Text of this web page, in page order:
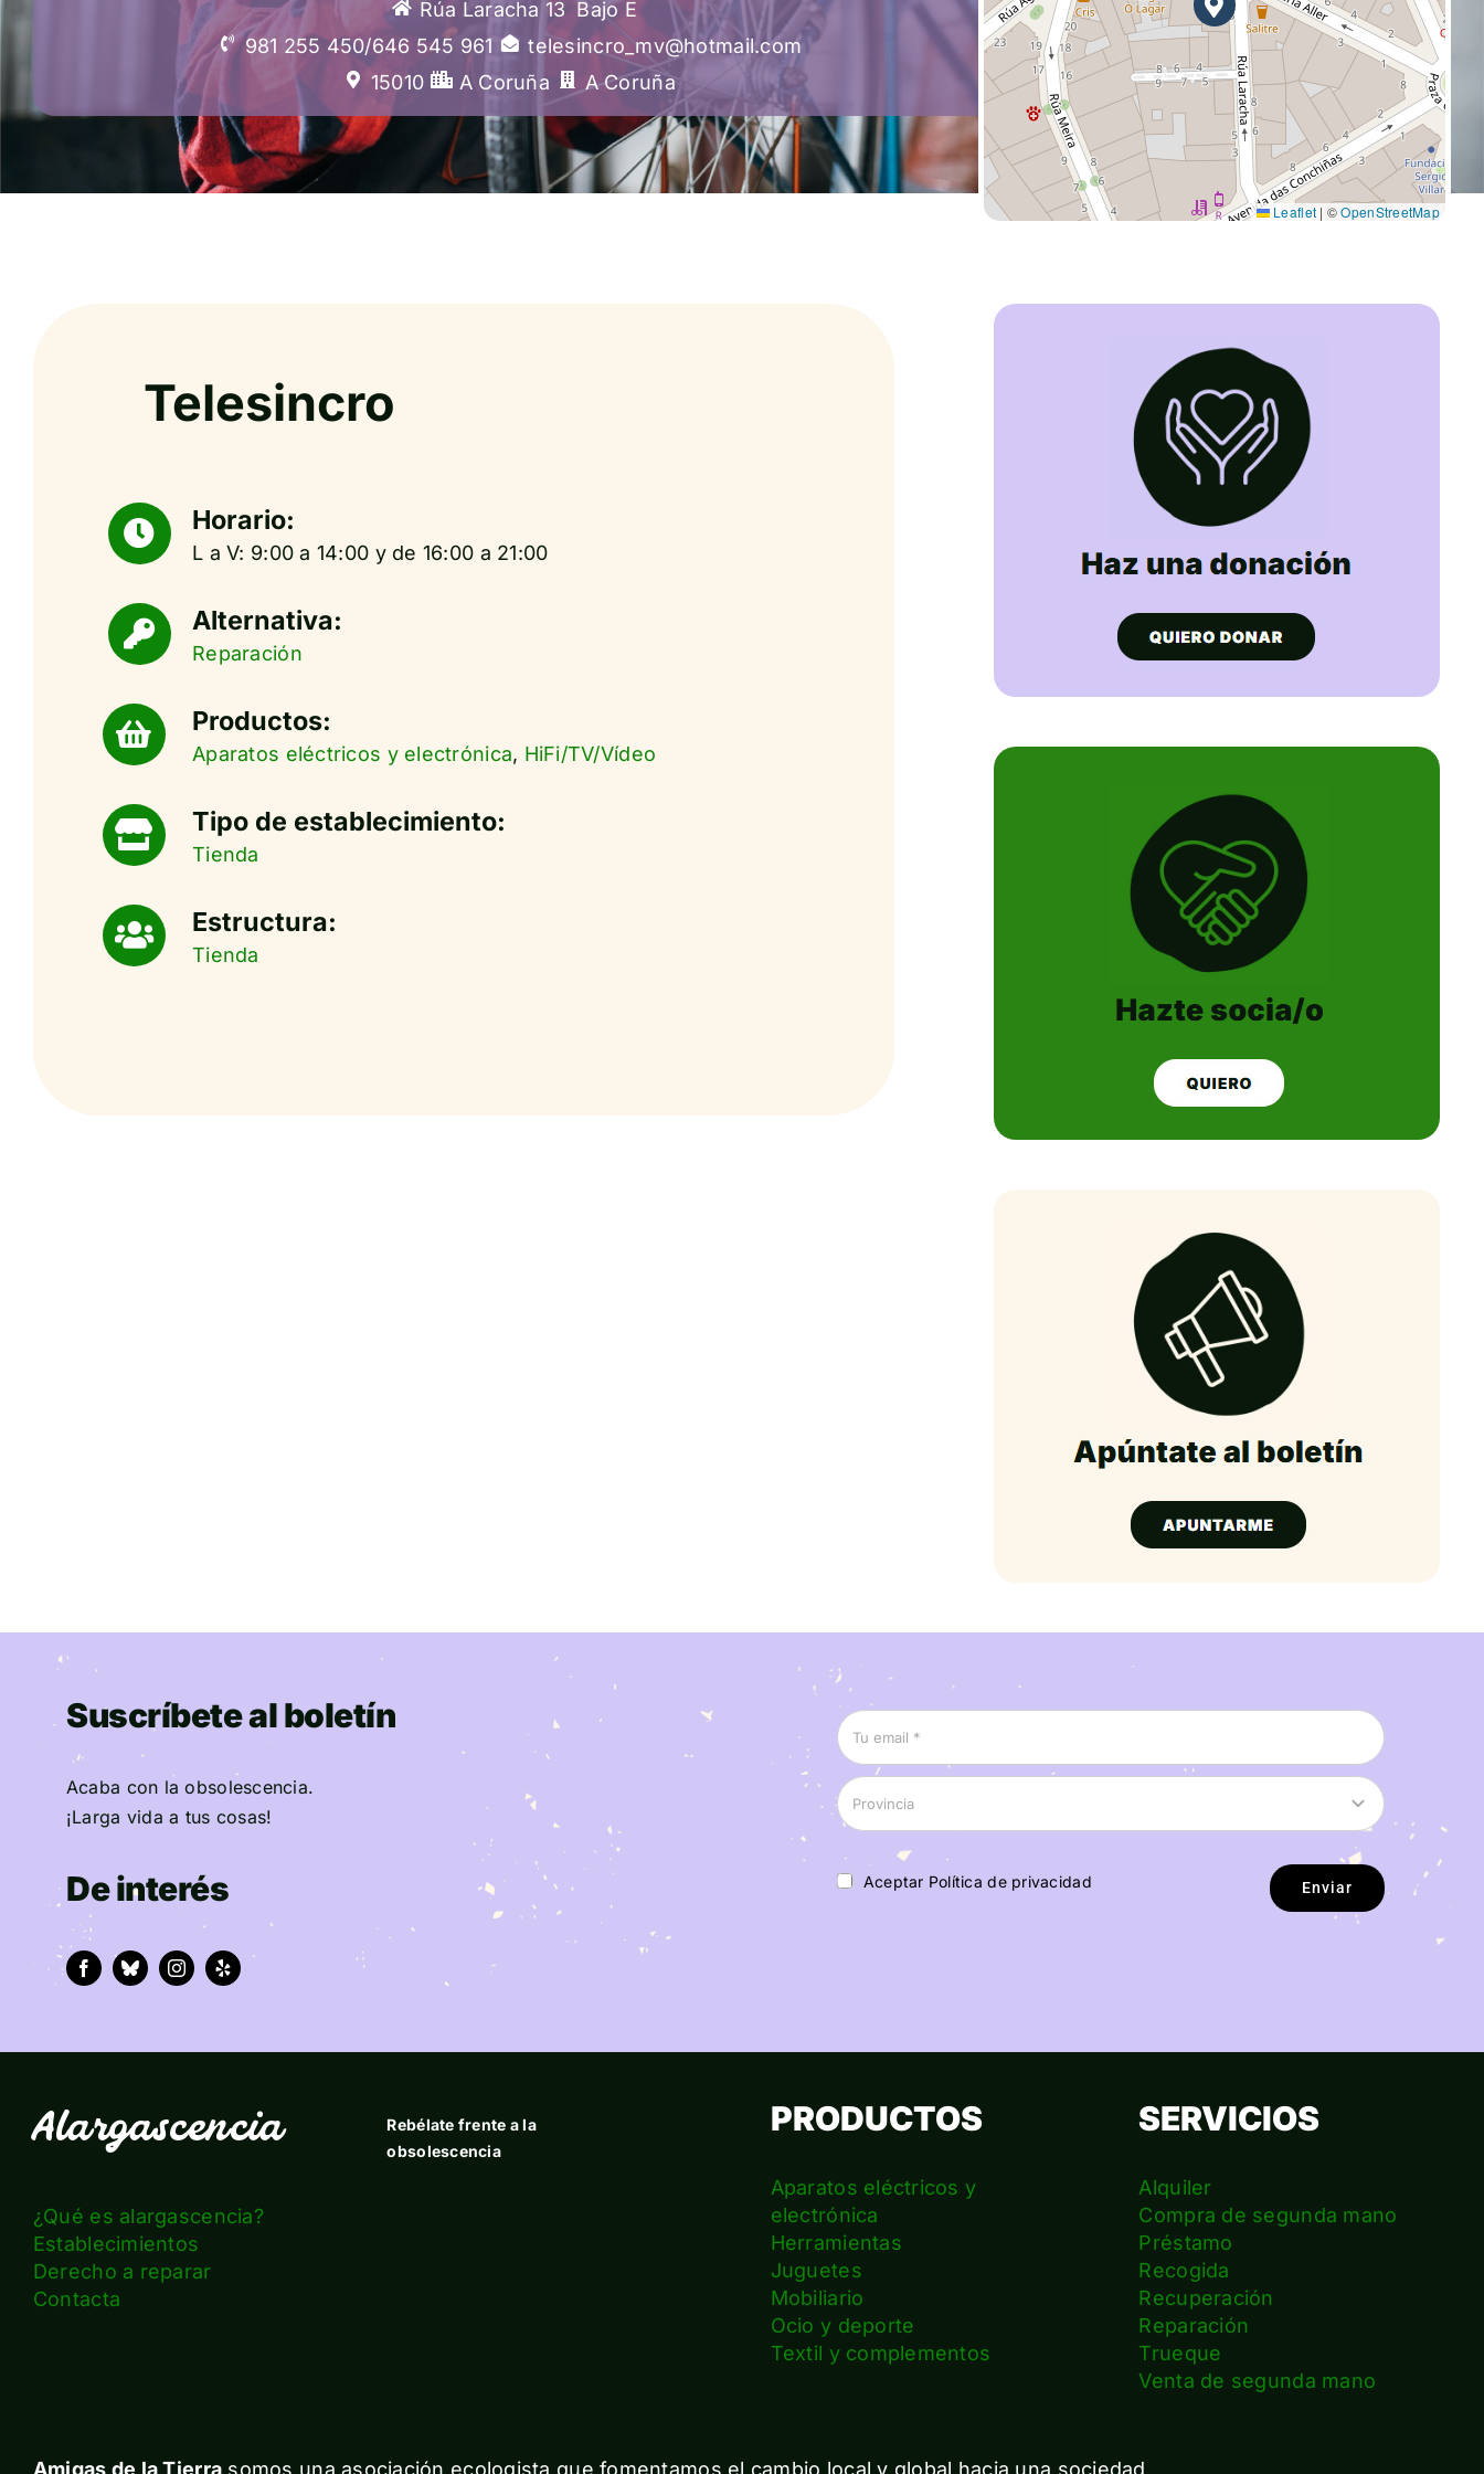
Rúa Laracha 13 Bajo E
981 255 450/646 545 961
telesincro_mv@hotmail.com
15010
A Coruña A Coruña
Leaflet | ©OpenStreetMap
Telesincro
Horario:
L a V: 9:00 a 14:00 y de 16:00 a 21:00
Alternativa:
Reparación
Productos:
Aparatos eléctricos y electrónica, HiFi/TV/Vídeo
Tipo de establecimiento:
Tienda
Estructura:
Tienda
Suscríbete al boletín
Acaba con la obsolescencia.
¡Larga vida a tus cosas!
De interés Aceptar Política de privacidad Enviar
Alargascencia
Rebélate frente a la
obsolescencia
¿Qué es alargascencia?
Establecimientos
Derecho a reparar
Contacta
PRODUCTOS
Aparatos eléctricos y
electrónica
Herramientas
Juguetes
Mobiliario
Ocio y deporte
Textil y complementos
SERVICIOS
Alquiler
Compra de segunda mano
Préstamo
Recogida
Recuperación
Reparación
Trueque
Venta de segunda mano
Amigas de la Tierra somos una asociación ecologista que fomentamos el cambio local y global hacia una sociedad